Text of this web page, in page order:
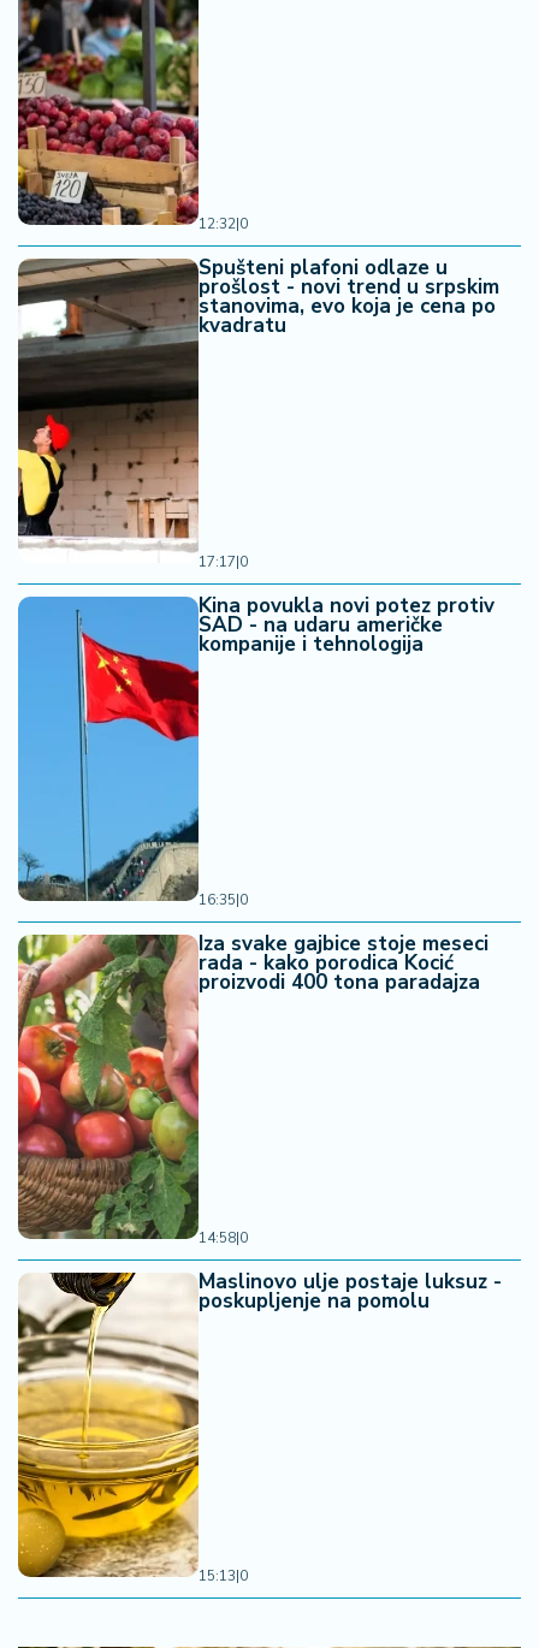
12:32|0
Spušteni plafoni odlaze u
prošlost - novi trend u srpskim
stanovima, evo koja je cena po
kvadratu
17:17|0
Kina povukla novi potez protiv
SAD - na udaru američke
kompanije i tehnologija
16:35|0
Iza svake gajbice stoje meseci
rada - kako porodica Kocić
proizvodi 400 tona paradajza
14:58|0
Maslinovo ulje postaje luksuz -
poskupljenje na pomolu
15:13|0